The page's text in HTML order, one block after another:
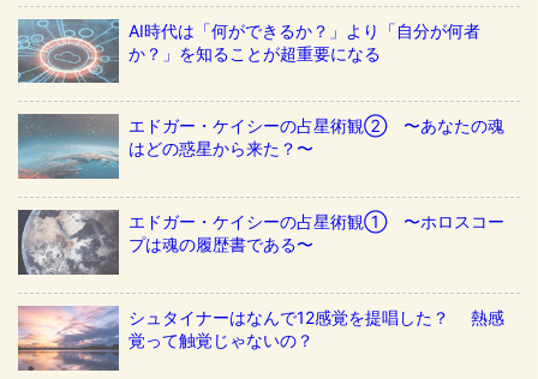
AI時代は「何ができるか？」より「自分が何者
か？」を知ることが超重要になる
エドガー・ケイシーの占星術観② 〜あなたの魂
はどの惑星から来た？〜
エドガー・ケイシーの占星術観① 〜ホロスコー
プは魂の履歴書である〜
シュタイナーはなんで12感覚を提唱した？ 熱感
覚って触覚じゃないの？